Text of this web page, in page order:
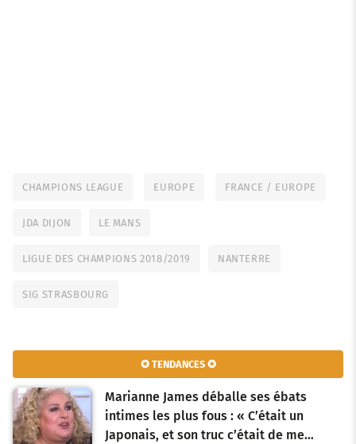
CHAMPIONS LEAGUE EUROPE FRANCE / EUROPE
JDA DIJON LE MANS
LIGUE DES CHAMPIONS 2018/2019 NANTERRE
SIG STRASBOURG
✪ TENDANCES ✪
Marianne James déballe ses ébats
intimes les plus fous : « C’était un
Japonais, et son truc c’était de me…